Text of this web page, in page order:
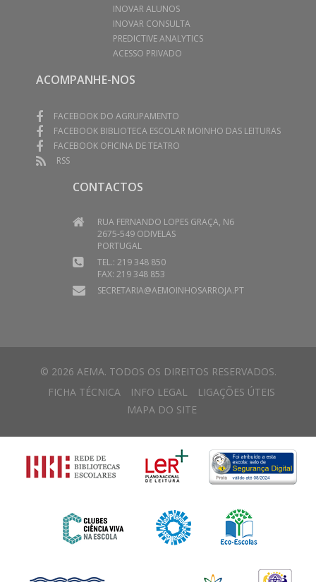
INOVAR ALUNOS
INOVAR CONSULTA
PREDICTIVE ANALYTICS
ACESSO PRIVADO
ACOMPANHE-NOS
FACEBOOK DO AGRUPAMENTO
FACEBOOK BIBLIOTECA ESCOLAR MOINHO DAS LEITURAS
FACEBOOK OFICINA DE TEATRO
RSS
CONTACTOS
RUA FERNANDO LOPES GRAÇA, N6
2675-549 ODIVELAS
PORTUGAL
TEL.: 219 348 850
FAX: 219 348 853
SECRETARIA@AEMOINHOSARROJA.PT
© 2026 AEMA. TODOS OS DIREITOS RESERVADOS.
FICHA TÉCNICA
INFO LEGAL
LIGAÇÕES ÚTEIS
MAPA DO SITE